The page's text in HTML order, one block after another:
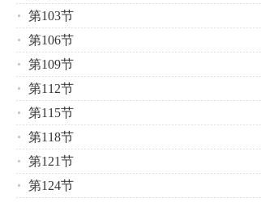
第103节
第106节
第109节
第112节
第115节
第118节
第121节
第124节